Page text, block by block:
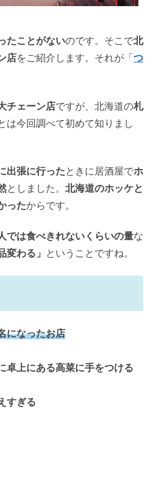
たことがないのです。そこで北
店をご紹介します。それが「つ
チェーン店ですが、北海道の札
は今回調べて初めて知りまし
出張に行ったときに居酒屋でホ
としました。 北海道のホッケと
ったからです。
では食べきれないくらいの量な
変わる」 ということですね。
になったお店
卓上にある高菜に手をつける
すぎる